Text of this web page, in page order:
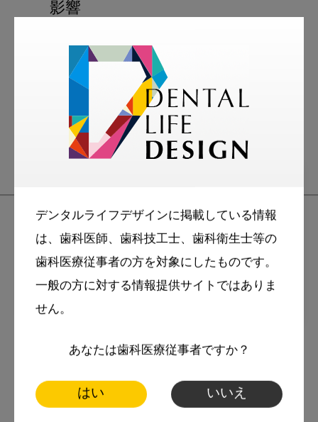
デンタルライフデザインに掲載している情報
は、歯科医師、歯科技工士、歯科衛生士等の
歯科医療従事者の方を対象にしたものです。
一般の方に対する情報提供サイトではありま
せん。
あなたは歯科医療従事者ですか？
はい いいえ
影響
オーラルケア
スマイル＋アーカイブ
歯周病 歯科と薬
薬の世界からみる歯科の世界 第
1回：奈良時代に思いを馳せて～
1300年前の歯科治療は？～